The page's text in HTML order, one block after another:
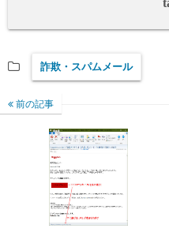
詐欺・スパムメール
前の記事